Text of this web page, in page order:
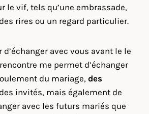
le vif, tels qu’une embrassade,
rires ou un regard particulier.
avec vous avant le le
me permet d’échanger
du mariage, des
invités, mais également de
avec les futurs mariés que